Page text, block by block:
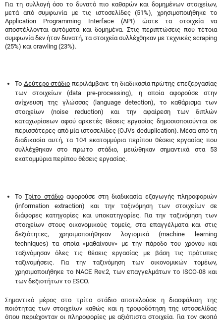
Για τη συλλογή όσο το δυνατό πιο καθαρών και δομημένων στοιχείων,
μετά από συμφωνία με τις ιστοσελίδες (51%), χρησιμοποιήθηκε το
Application Programming Interface (API) ώστε τα στοιχεία να
αποστέλλονται αυτόματα και δομημένα. Στις περιπτώσεις που τέτοια
συμφωνία δεν ήταν δυνατή, τα στοιχεία συλλέχθηκαν με τεχνικές scraping
(25%) και crawling (23%).
Το Δεύτερο στάδιο περιλάμβανε τη διαδικασία πρώτης επεξεργασίας
των στοιχείων (data pre-processing), η οποία αφορούσε στην
ανίχνευση της γλώσσας (language detection), το καθάρισμα των
στοιχείων (noise reduction) και την αφαίρεση των διπλών
καταχωρίσεων αφού αρκετές θέσεις εργασίας δημοσιοποιούνται σε
περισσότερες από μία ιστοσελίδες (OJVs deduplication). Μέσα από τη
διαδικασία αυτή, τα 104 εκατομμύρια περίπου θέσεις εργασίας που
συλλέχθηκαν στο πρώτο στάδιο, μειώθηκαν σημαντικά στα 53
εκατομμύρια περίπου θέσεις εργασίας.
ΤοΤρίτο στάδιοαφορούσε στη διαδικασία εξαγωγής πληροφοριών
(information extraction) και την ταξινόμηση των στοιχείων σε
διάφορες κατηγορίες και υποκατηγορίες. Για την ταξινόμηση των
στοιχείων στους οικονομικούς τομείς, στα επαγγέλματα και στις
δεξιότητες, χρησιμοποιήθηκαν λογισμικά (machine learning
techniques) τα οποία «μαθαίνουν» με την πάροδο του χρόνου και
ταξινόμησαν όλες τις θέσεις εργασίας με βάση τις πρότυπες
ταξινομήσεις. Για την ταξινόμηση των οικονομικών τομέων,
χρησιμοποιήθηκε το NACE Rev.2, των επαγγελμάτων το ISCO-08 και
των δεξιοτήτων το ESCO.
Σημαντικό μέρος στο τρίτο στάδιο αποτελούσε η διασφάλιση της
ποιότητας των στοιχείων καθώς και η τροφοδότηση της ιστοσελίδας
όπου περιέχονταν οι πληροφορίες με αξιόπιστα στοιχεία. Για τον σκοπό